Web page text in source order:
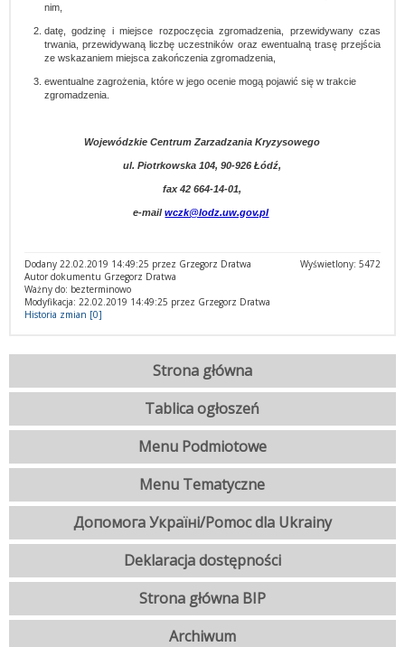
nim,
datę, godzinę i miejsce rozpoczęcia zgromadzenia, przewidywany czas
trwania, przewidywaną liczbę uczestników oraz ewentualną trasę przejścia
ze wskazaniem miejsca zakończenia zgromadzenia,
ewentualne zagrożenia, które w jego ocenie mogą pojawić się w trakcie
zgromadzenia.
Wojewódzkie Centrum Zarzadzania Kryzysowego
ul. Piotrkowska 104, 90-926 Łódź,
fax 42 664-14-01,
e-mailwczk@lodz.uw.gov.pl
Wyświetlony: 5472
Dodany 22.02.2019 14:49:25 przez Grzegorz Dratwa
Autor dokumentu Grzegorz Dratwa
Ważny do: bezterminowo
Modyfikacja: 22.02.2019 14:49:25 przez Grzegorz Dratwa
Historia zmian [0]
Strona główna
Tablica ogłoszeń
Menu Podmiotowe
Menu Tematyczne
Допомога Україні/Pomoc dla Ukrainy
Deklaracja dostępności
Strona główna BIP
Archiwum